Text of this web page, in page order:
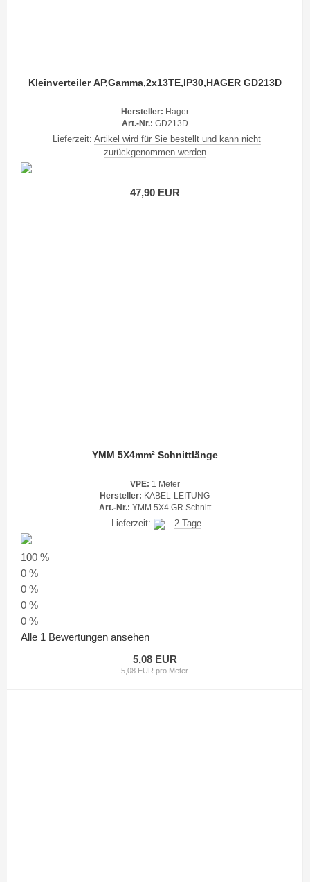
Kleinverteiler AP,Gamma,2x13TE,IP30,HAGER GD213D
Hersteller: Hager
Art.-Nr.: GD213D
Lieferzeit: Artikel wird für Sie bestellt und kann nicht
zurückgenommen werden
47,90 EUR
YMM 5X4mm² Schnittlänge
VPE: 1 Meter
Hersteller: KABEL-LEITUNG
Art.-Nr.: YMM 5X4 GR Schnitt
Lieferzeit: 2 Tage
100 %
0 %
0 %
0 %
0 %
Alle 1 Bewertungen ansehen
5,08 EUR
5,08 EUR pro Meter